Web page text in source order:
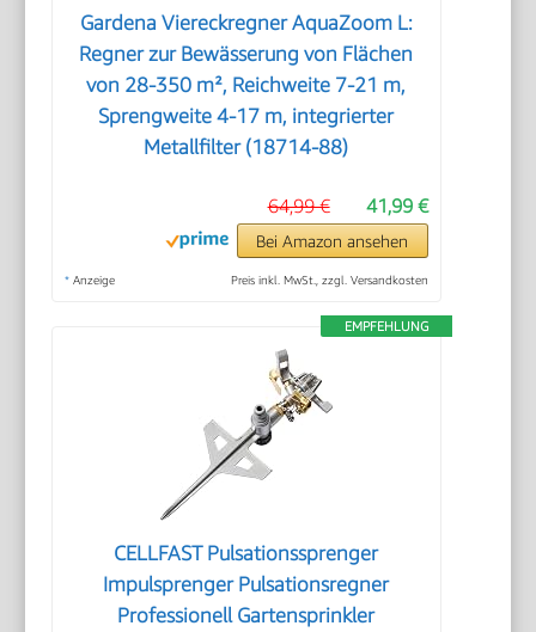
Gardena Viereckregner AquaZoom L:
Regner zur Bewässerung von Flächen
von 28-350 m², Reichweite 7-21 m,
Sprengweite 4-17 m, integrierter
Metallfilter (18714-88)
41,99 €
64,99 €
Bei Amazon ansehen
* Anzeige Preis inkl. MwSt., zzgl. Versandkosten
EMPFEHLUNG
CELLFAST Pulsationssprenger
Impulsprenger Pulsationsregner
Professionell Gartensprinkler